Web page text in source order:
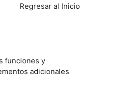
Regresar al Inicio
funciones y
adicionales